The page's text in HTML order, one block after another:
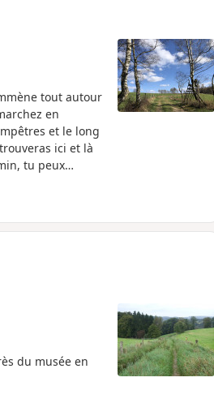
tout autour
en
et le long
ici et là
tu peux
du musée en